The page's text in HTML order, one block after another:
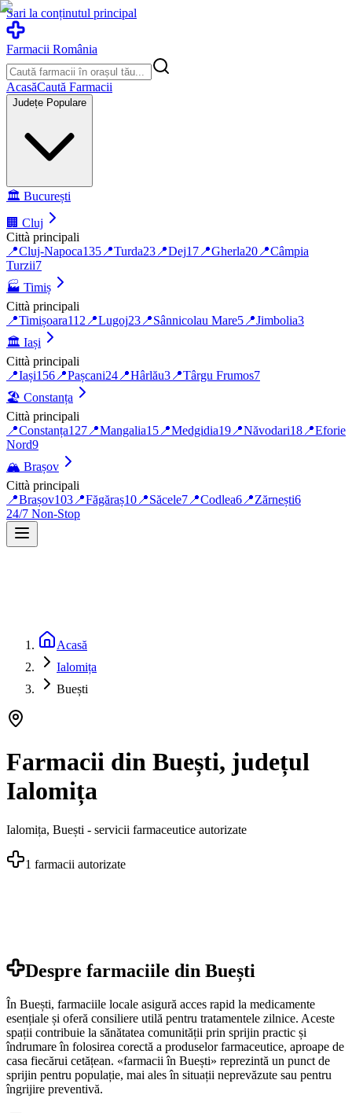
Sari la conținutul principal
Farmacii România
AcasăCaută Farmacii
Județe Populare
🏛️ București
🏢 Cluj
Città principali
📍Cluj-Napoca135 📍Turda23 📍Dej17 📍Gherla20 📍Câmpia
Turzii7
🏭 Timiș
Città principali
📍Timișoara112 📍Lugoj23 📍Sânnicolau Mare5 📍Jimbolia3
🏛️ Iași
Città principali
📍Iași156 📍Pașcani24 📍Hârlău3 📍Târgu Frumos7
🏖️ Constanța
Città principali
📍Constanța127 📍Mangalia15 📍Medgidia19 📍Năvodari18 📍Eforie
Nord9
🏔️ Brașov
Città principali
📍Brașov103 📍Făgăraș10 📍Săcele7 📍Codlea6 📍Zărnești6
24/7 Non-Stop
Acasă
Ialomița
Buești
Farmacii din Buești, județul
Ialomița
Ialomița, Buești - servicii farmaceutice autorizate
1 farmacii autorizate
Despre farmaciile din Buești
În Buești, farmaciile locale asigură acces rapid la medicamente
esențiale și oferă consiliere utilă pentru tratamentele zilnice. Aceste
spații contribuie la sănătatea comunității prin sprijin practic și
îndrumare în folosirea corectă a produselor farmaceutice, aproape de
casa fiecărui cetățean. «farmacii în Buești» reprezintă un punct de
sprijin pentru populație, mai ales în situații neprevăzute sau pentru
îngrijire preventivă.